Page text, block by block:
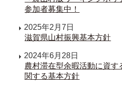
参加者募集中！
2025年2月7日
滋賀県山村振興基本方針
2024年6月28日
農村滞在型余暇活動に資す
関する基本方針